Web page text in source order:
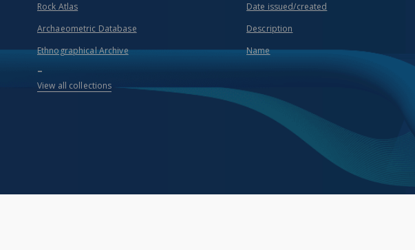
Rock Atlas
Archaeometric Database
Ethnographical Archive
...
View all collections
Date issued/created
Description
Name